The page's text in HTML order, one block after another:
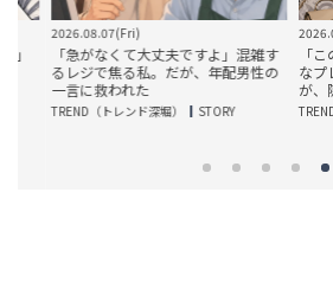
2026.08.07(Fri)
「急がなくて大丈夫ですよ」混雑す
るレジで焦る私。だが、年配男性の
一言に救われた
TREND（トレンド深堀） STORY
「この借
なプレゼ
が、隠
TREND（